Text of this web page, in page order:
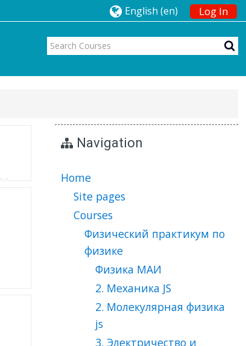
Log In
English ‎(en)‎
Navigation
Home
Site pages
Courses
Физический практикум по
физике
Физика МАИ
2. Механика JS
2. Молекулярная физика
js
3. Электричество и